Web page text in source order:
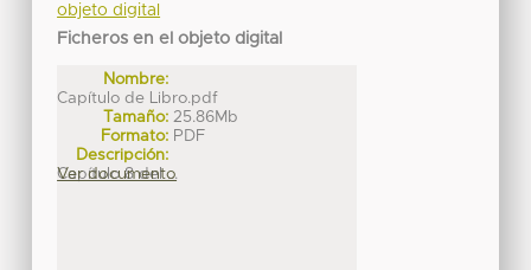
objeto digital
Ficheros en el objeto digital
Nombre:
Capítulo de Libro.pdf
Tamaño: 25.86Mb
Formato: PDF
Descripción:
Capítulo 8 del ...
Ver documento